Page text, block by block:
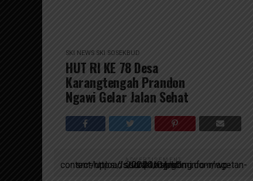
SKI NEWS SKI SOSEKBUD
HUT RI KE 78 Desa
Karangtengah Prandon
Ngawi Gelar Jalan Sehat
ADVERTISEMENT
script async src=https://suarakumandang.com/wp-content/uploads/2024/04/kominfo-magetan-2024OIO.jpg""